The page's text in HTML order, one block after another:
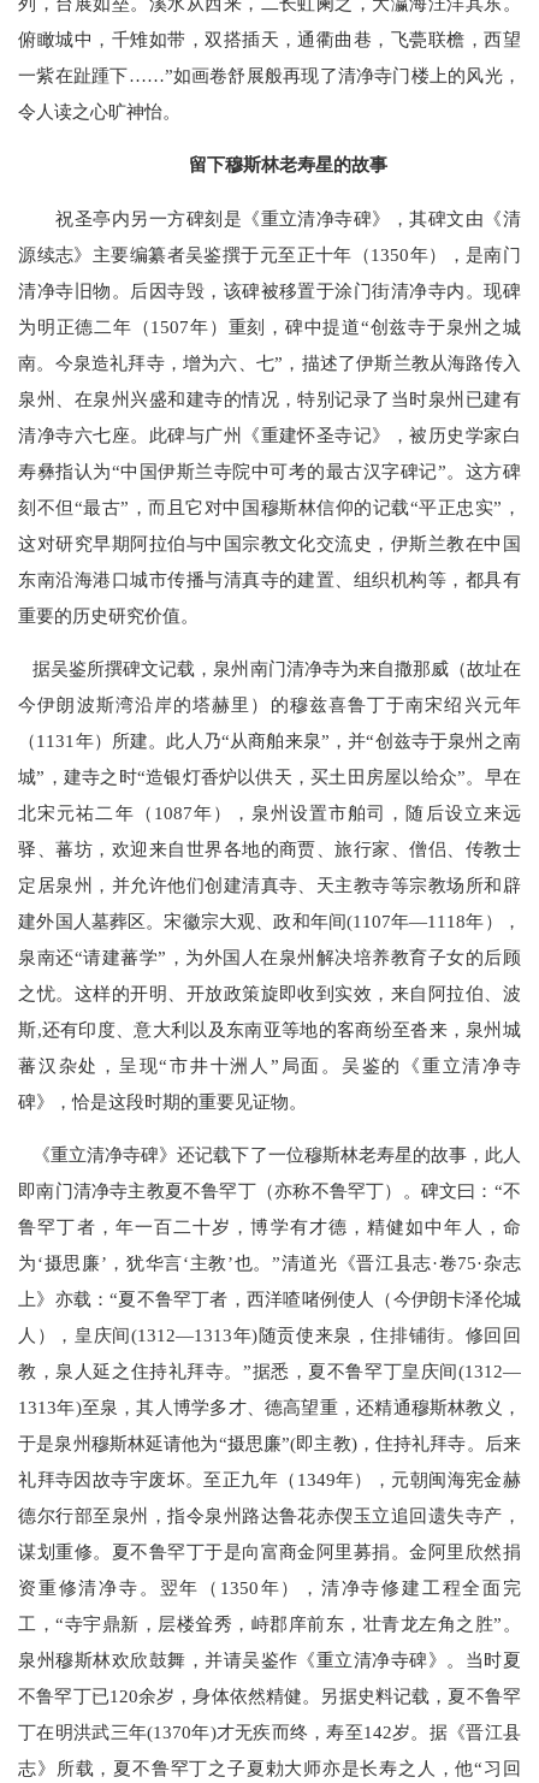
俯瞰城中，千雉如带，双搭插天，通衢曲巷，飞甍联檐，西望
一紫在趾踵下……”如画卷舒展般再现了清净寺门楼上的风光，
令人读之心旷神怡。
留下穆斯林老寿星的故事
祝圣亭内另一方碑刻是《重立清净寺碑》，其碑文由《清
源续志》主要编纂者吴鉴撰于元至正十年（1350年），是南门
清净寺旧物。后因寺毁，该碑被移置于涂门街清净寺内。现碑
为明正德二年（1507年）重刻，碑中提道“创兹寺于泉州之城
南。今泉造礼拜寺，增为六、七”，描述了伊斯兰教从海路传入
泉州、在泉州兴盛和建寺的情况，特别记录了当时泉州已建有
清净寺六七座。此碑与广州《重建怀圣寺记》，被历史学家白
寿彝指认为“中国伊斯兰寺院中可考的最古汉字碑记”。这方碑
刻不但“最古”，而且它对中国穆斯林信仰的记载“平正忠实”，
这对研究早期阿拉伯与中国宗教文化交流史，伊斯兰教在中国
东南沿海港口城市传播与清真寺的建置、组织机构等，都具有
重要的历史研究价值。
据吴鉴所撰碑文记载，泉州南门清净寺为来自撒那威（故址在
今伊朗波斯湾沿岸的塔赫里）的穆兹喜鲁丁于南宋绍兴元年
（1131年）所建。此人乃“从商舶来泉”，并“创兹寺于泉州之南
城”，建寺之时“造银灯香炉以供天，买土田房屋以给众”。早在
北宋元祐二年（1087年），泉州设置市舶司，随后设立来远
驿、蕃坊，欢迎来自世界各地的商贾、旅行家、僧侣、传教士
定居泉州，并允许他们创建清真寺、天主教寺等宗教场所和辟
建外国人墓葬区。宋徽宗大观、政和年间(1107年—1118年），
泉南还“请建蕃学”，为外国人在泉州解决培养教育子女的后顾
之忧。这样的开明、开放政策旋即收到实效，来自阿拉伯、波
斯,还有印度、意大利以及东南亚等地的客商纷至沓来，泉州城
蕃汉杂处，呈现“市井十洲人”局面。吴鉴的《重立清净寺
碑》，恰是这段时期的重要见证物。
《重立清净寺碑》还记载下了一位穆斯林老寿星的故事，此人
即南门清净寺主教夏不鲁罕丁（亦称不鲁罕丁）。碑文曰：“不
鲁罕丁者，年一百二十岁，博学有才德，精健如中年人，命
为‘摄思廉’，犹华言‘主教’也。”清道光《晋江县志·卷75·杂志
上》亦载：“夏不鲁罕丁者，西洋喳啫例使人（今伊朗卡泽伦城
人），皇庆间(1312—1313年)随贡使来泉，住排铺街。修回回
教，泉人延之住持礼拜寺。”据悉，夏不鲁罕丁皇庆间(1312—
1313年)至泉，其人博学多才、德高望重，还精通穆斯林教义，
于是泉州穆斯林延请他为“摄思廉”(即主教)，住持礼拜寺。后来
礼拜寺因故寺宇废坏。至正九年（1349年），元朝闽海宪金赫
德尔行部至泉州，指令泉州路达鲁花赤偰玉立追回遗失寺产，
谋划重修。夏不鲁罕丁于是向富商金阿里募捐。金阿里欣然捐
资重修清净寺。翌年（1350年），清净寺修建工程全面完
工，“寺宇鼎新，层楼耸秀，峙郡庠前东，壮青龙左角之胜”。
泉州穆斯林欢欣鼓舞，并请吴鉴作《重立清净寺碑》。当时夏
不鲁罕丁已120余岁，身体依然精健。另据史料记载，夏不鲁罕
丁在明洪武三年(1370年)才无疾而终，寿至142岁。据《晋江县
志》所载，夏不鲁罕丁之子夏勅大师亦是长寿之人，他“习回